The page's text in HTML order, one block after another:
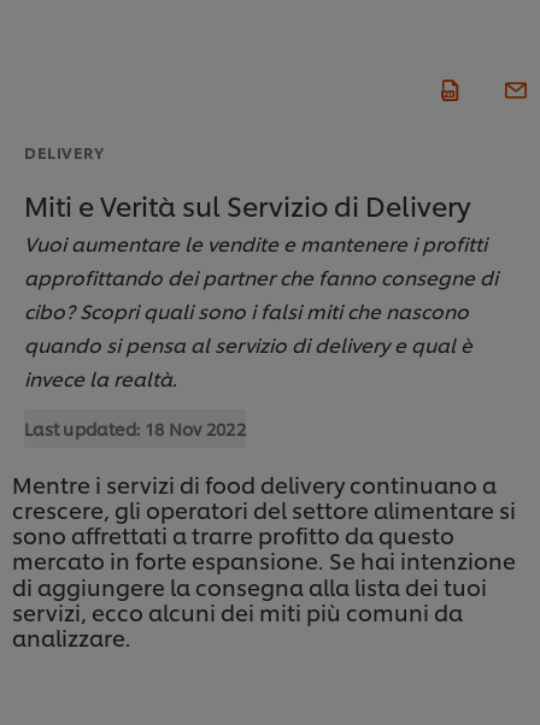
DELIVERY
Miti e Verità sul Servizio di Delivery
Vuoi aumentare le vendite e mantenere i profitti
approfittando dei partner che fanno consegne di
cibo? Scopri quali sono i falsi miti che nascono
quando si pensa al servizio di delivery e qual è
invece la realtà.
Last updated: 18 Nov 2022
Mentre i servizi di food delivery continuano a
crescere, gli operatori del settore alimentare si
sono affrettati a trarre profitto da questo
mercato in forte espansione. Se hai intenzione
di aggiungere la consegna alla lista dei tuoi
servizi, ecco alcuni dei miti più comuni da
analizzare.